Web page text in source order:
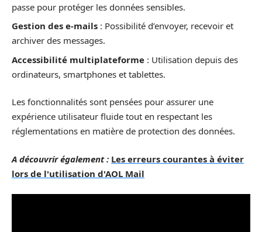
passe pour protéger les données sensibles.
Gestion des e-mails : Possibilité d’envoyer, recevoir et
archiver des messages.
Accessibilité multiplateforme : Utilisation depuis des
ordinateurs, smartphones et tablettes.
Les fonctionnalités sont pensées pour assurer une
expérience utilisateur fluide tout en respectant les
réglementations en matière de protection des données.
A découvrir également : Les erreurs courantes à éviter
lors de l'utilisation d'AOL Mail